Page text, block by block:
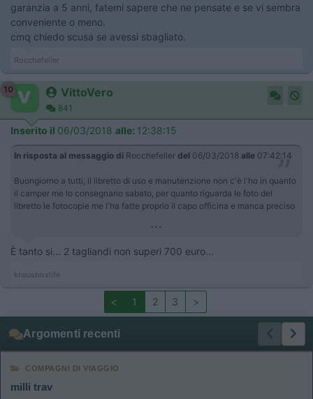
garanzia a 5 anni, fatemi sapere che ne pensate e se vi sembra
conveniente o meno.
cmq chiedo scusa se avessi sbagliato.
Rocchefeller
10 VittoVero
841
Inserito il 06/03/2018 alle: 12:38:15
In risposta al messaggio di Rocchefeller del 06/03/2018 alle 07:42:14
Buongiorno a tutti, il libretto di uso e manutenzione non c'è l'ho in quanto
il camper me lo consegnano sabato, per quanto riguarda le foto del
libretto le fotocopie me l'ha fatte proprio il capo officina e manca preciso
...
È tanto si... 2 tagliandi non superi 700 euro...
knausboxlife
< 1 2 3 >
Argomenti recenti
COMPAGNI DI VIAGGIO
milli trav